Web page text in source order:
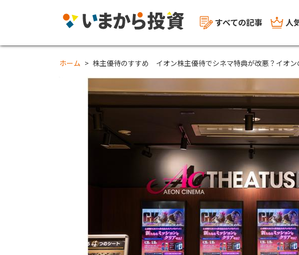
すべての記事 人
ホーム 株主優待のすすめ イオン株主優待でシネマ特典が改悪？イオ